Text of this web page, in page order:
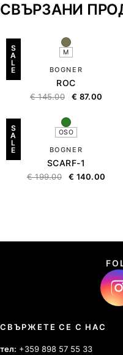
СВЪРЗАНИ
S
A
L
E
M
BOGNER
ROC
€145.00 € 87.00
S
A
L
E
OSO
BOGNER
SCARF-1
€199.00 € 140.00
СВЪРЖЕТЕ СЕ С НАС
тел: +359 898 57 55 33